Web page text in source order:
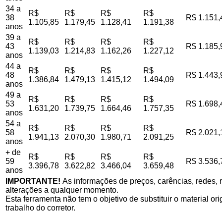
34 a
38
anos
R$
1.105,85
R$
1.179,45
R$
1.128,41
R$
1.191,38
R$
39 a
43
anos
R$
1.139,03
R$
1.214,83
R$
1.162,26
R$
1.227,12
R$
44 a
48
anos
R$
1.386,84
R$
1.479,13
R$
1.415,12
R$
1.494,09
R$
49 a
53
anos
R$
1.631,20
R$
1.739,75
R$
1.664,46
R$
1.757,35
R$
54 a
58
anos
R$
1.941,13
R$
2.070,30
R$
1.980,71
R$
2.091,25
R$
+ de
59
anos
R$
3.396,78
R$
3.622,82
R$
3.466,04
R$
3.659,48
R$
IMPORTANTE! As informações de preços, carências,
alterações a qualquer momento.
Esta ferramenta não tem o objetivo de substituir o material
trabalho do corretor.